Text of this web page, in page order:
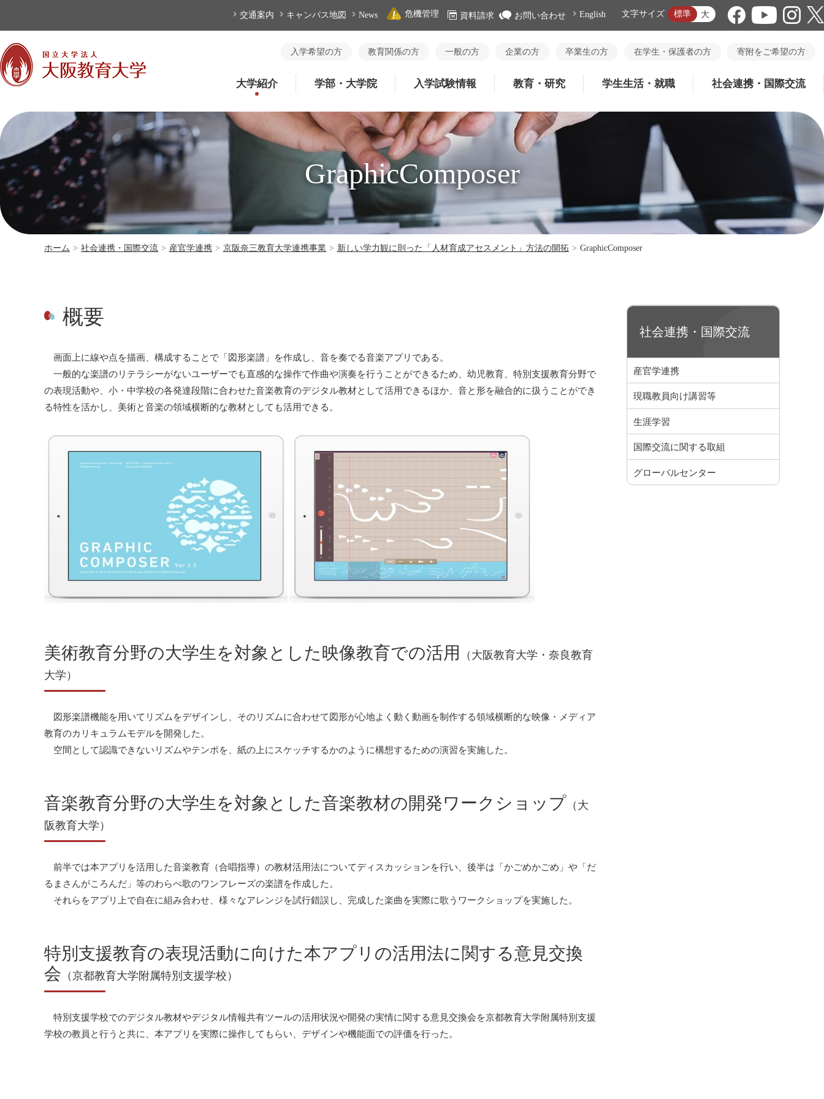
交通案内 キャンパス地図 News 危機管理 資料請求 お問い合わせ English 文字サイズ 標準 大
入学希望の方 教育関係の方 一般の方 企業の方 卒業生の方 在学生・保護者の方 寄附をご希望の方
大学紹介 学部・大学院 入学試験情報 教育・研究 学生生活・就職 社会連携・国際交流
GraphicComposer
ホーム > 社会連携・国際交流 > 産官学連携 > 京阪奈三教育大学連携事業 > 新しい学力観に則った「人材育成アセスメント」方法の開拓 > GraphicComposer
概要
画面上に線や点を描画、構成することで「図形楽譜」を作成し、音を奏でる音楽アプリである。
一般的な楽譜のリテラシーがないユーザーでも直感的な操作で作曲や演奏を行うことができるため、幼児教育、特別支援教育分野で
の表現活動や、小・中学校の各発達段階に合わせた音楽教育のデジタル教材として活用できるほか、音と形を融合的に扱うことができ
る特性を活かし、美術と音楽の領域横断的な教材としても活用できる。
美術教育分野の大学生を対象とした映像教育での活用
（大阪教育大学・奈良教育
大学）
図形楽譜機能を用いてリズムをデザインし、そのリズムに合わせて図形が心地よく動く動画を制作する領域横断的な映像・メディア
教育のカリキュラムモデルを開発した。
空間として認識できないリズムやテンポを、紙の上にスケッチするかのように構想するための演習を実施した。
音楽教育分野の大学生を対象とした音楽教材の開発ワークショップ （大
阪教育大学）
前半では本アプリを活用した音楽教育（合唱指導）の教材活用法についてディスカッションを行い、後半は「かごめかごめ」や「だ
るまさんがころんだ」等のわらべ歌のワンフレーズの楽譜を作成した。
それらをアプリ上で自在に組み合わせ、様々なアレンジを試行錯誤し、完成した楽曲を実際に歌うワークショップを実施した。
特別支援教育の表現活動に向けた本アプリの活用法に関する意見交換
会 （京都教育大学附属特別支援学校）
特別支援学校でのデジタル教材やデジタル情報共有ツールの活用状況や開発の実情に関する意見交換会を京都教育大学附属特別支援
学校の教員と行うと共に、本アプリを実際に操作してもらい、デザインや機能面での評価を行った。
社会連携・国際交流
産官学連携
現職教員向け講習等
生涯学習
国際交流に関する取組
グローバルセンター